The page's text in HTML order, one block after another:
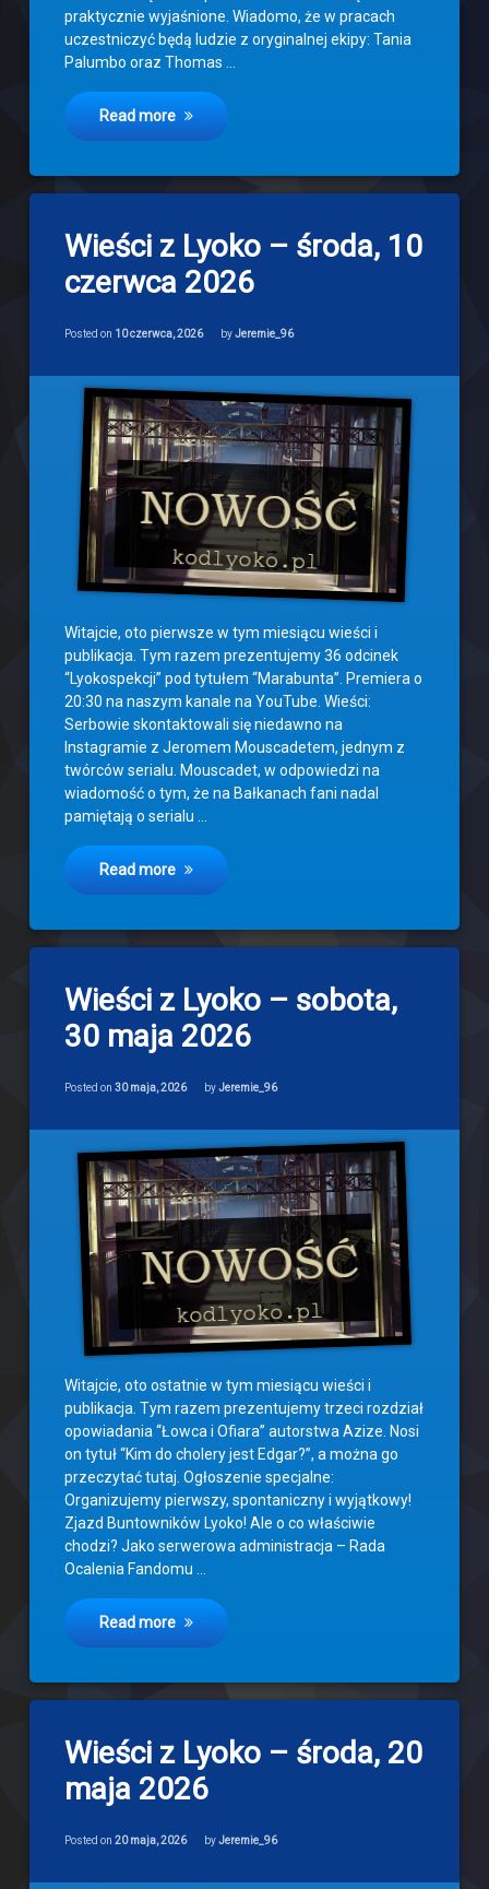
praktycznie wyjaśnione. Wiadomo, że w pracach
uczestniczyć będą ludzie z oryginalnej ekipy: Tania
Palumbo oraz Thomas …
Read more
Wieści z Lyoko – środa, 10
czerwca 2026
Posted on 10 czerwca, 2026
Updated on 9 czerwca, 2026
byJeremie_96
Witajcie, oto pierwsze w tym miesiącu wieści i
publikacja. Tym razem prezentujemy 36 odcinek
“Lyokospekcji” pod tytułem “Marabunta”. Premiera o
20:30 na naszym kanale na YouTube. Wieści:
Serbowie skontaktowali się niedawno na
Instagramie z Jeromem Mouscadetem, jednym z
twórców serialu. Mouscadet, w odpowiedzi na
wiadomość o tym, że na Bałkanach fani nadal
pamiętają o serialu …
Read more
komentarze
do
Wieści
z
–
10
czerwca
2026
Wieści z Lyoko – sobota,
30 maja 2026
Posted on30 maja, 2026 byJeremie_96
Witajcie, oto ostatnie w tym miesiącu wieści i
publikacja. Tym razem prezentujemy trzeci rozdział
opowiadania “Łowca i Ofiara” autorstwa Azize. Nosi
on tytuł “Kim do cholery jest Edgar?”, a można go
przeczytać tutaj. Ogłoszenie specjalne:
Organizujemy pierwszy, spontaniczny i wyjątkowy!
Zjazd Buntowników Lyoko! Ale o co właściwie
chodzi? Jako serwerowa administracja – Rada
Ocalenia Fandomu …
Read more
komentarz
do
Wieści
z
–
2026
Wieści z Lyoko – środa, 20
maja 2026
Posted on20 maja, 2026 byJeremie_96
komentarz
do
Wieści
z
–
20